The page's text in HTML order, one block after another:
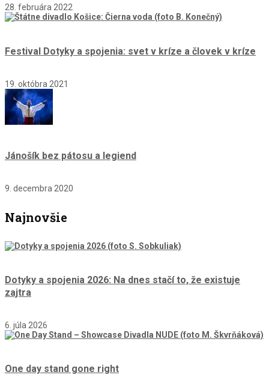
28. februára 2022
Festival Dotyky a spojenia: svet v kríze a človek v kríze
19. októbra 2021
Jánošík bez pátosu a legiend
9. decembra 2020
Najnovšie
Dotyky a spojenia 2026: Na dnes stačí to, že existuje
zajtra
6. júla 2026
One day stand gone right